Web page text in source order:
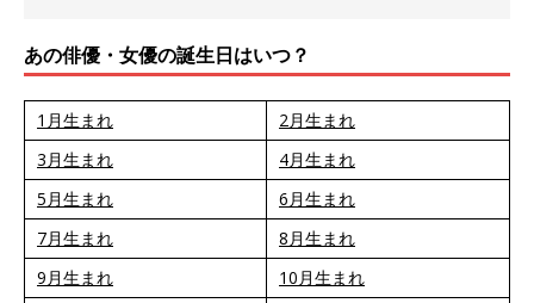
あの俳優・女優の誕生日はいつ？
1月生まれ
2月生まれ
3月生まれ
4月生まれ
5月生まれ
6月生まれ
7月生まれ
8月生まれ
9月生まれ
10月生まれ